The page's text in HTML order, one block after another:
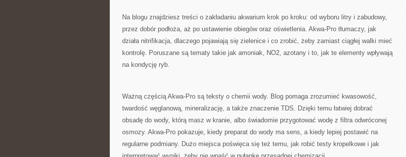
Na blogu znajdziesz treści o zakładaniu akwarium krok po kroku: od wyboru litry i zabudowy,
przez dobór podłoża, aż po ustawienie obiegów oraz oświetlenia. Akwa-Pro tłumaczy, jak
działa nitrifikacja, dlaczego pojawiają się zielenice i co zrobić, żeby zamiast ciągłej walki mieć
kontrolę. Poruszane są tematy takie jak amoniak, NO2, azotany i to, jak te elementy wpływają
na kondycję ryb.
Ważną częścią Akwa-Pro są teksty o chemii wody. Blog pomaga zrozumieć kwasowość,
twardość węglanową, mineralizację, a także znaczenie TDS. Dzięki temu łatwiej dobrać
obsadę do wody, którą masz w kranie, albo świadomie przygotować wodę z filtra odwróconej
osmozy. Akwa-Pro pokazuje, kiedy preparat do wody ma sens, a kiedy lepiej postawić na
regularne podmiany. Dużo miejsca poświęca się też temu, jak robić testy kropelkowe i jak